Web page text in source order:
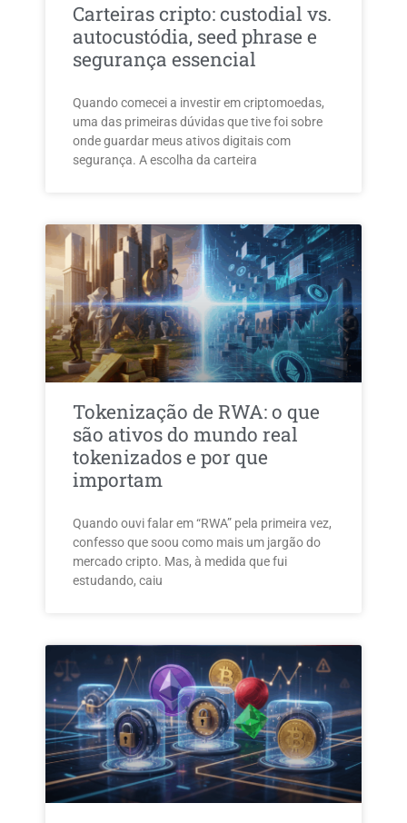
Carteiras cripto: custodial vs.
autocustódia, seed phrase e
segurança essencial
Quando comecei a investir em criptomoedas,
uma das primeiras dúvidas que tive foi sobre
onde guardar meus ativos digitais com
segurança. A escolha da carteira
Tokenização de RWA: o que
são ativos do mundo real
tokenizados e por que
importam
Quando ouvi falar em “RWA” pela primeira vez,
confesso que soou como mais um jargão do
mercado cripto. Mas, à medida que fui
estudando, caiu